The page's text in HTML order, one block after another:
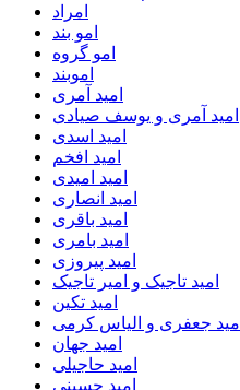
امراد
امو بند
امو گروه
اموبند
امید آمری
امید آمری و یوسف صیادی
امید اسدی
امید افخم
امید امیدی
امید انصاری
امید باقری
امید بامری
امید پیروزی
امید تاجیک و امیر تاجیک
امید تکین
امید جعفری و الیاس کرمی
امید جهان
امید حاجیلی
امید حسینی